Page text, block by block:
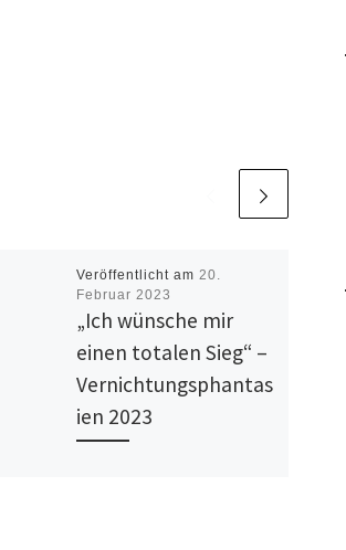
Veröffentlicht am 20.
Februar 2023
„Ich wünsche mir
einen totalen Sieg“ –
Vernichtungsphantas
ien 2023